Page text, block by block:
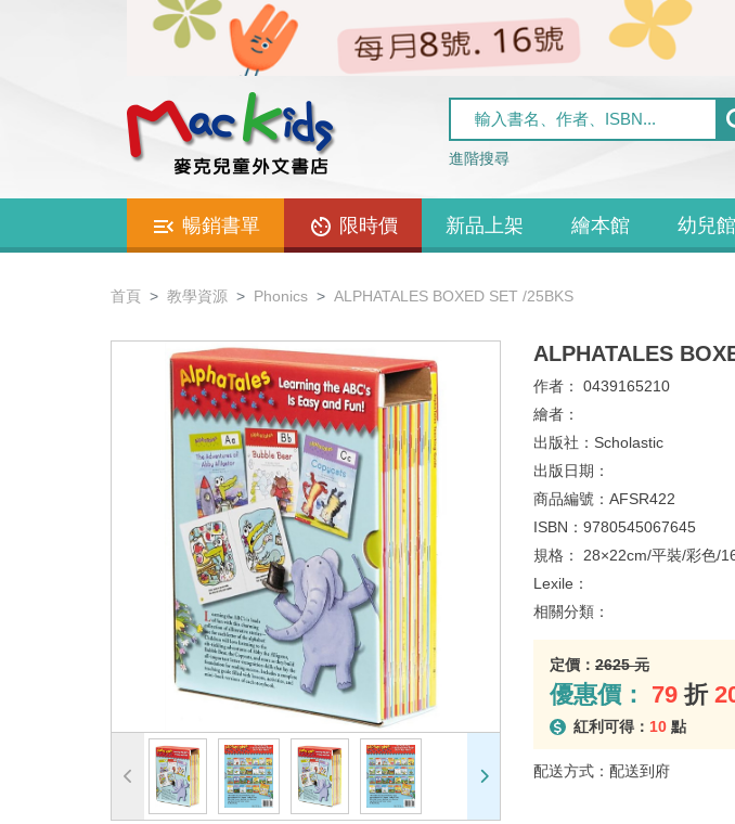
進階搜尋
暢銷書單 限時價 新品上架 繪本館 幼兒館
首頁 教學資源 Phonics ALPHATALES BOXED SET /25BKS
ALPHATALES
作者： 0439165210
繪者：
出版社： Scholastic
出版日期：
商品編號： AFSR422
ISBN： 9780545067645
規格： 28×22cm/平裝/彩色/
Lexile：
相關分類：
定價： 2625 元
優惠價： 79 折
紅利可得： 10 點
配送方式：配送到府